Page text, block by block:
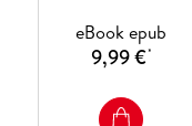
eBook epub
9,99 €*